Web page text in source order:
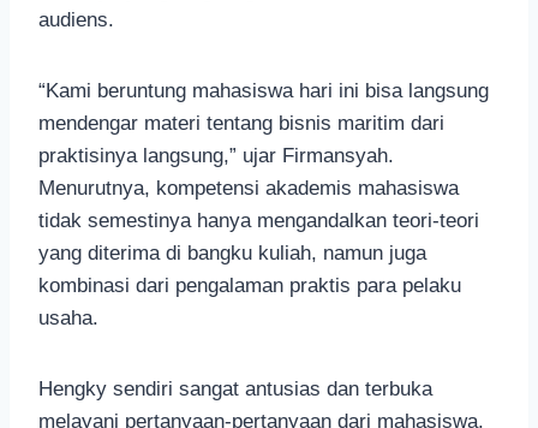
audiens.
“Kami beruntung mahasiswa hari ini bisa langsung
mendengar materi tentang bisnis maritim dari
praktisinya langsung,” ujar Firmansyah.
Menurutnya, kompetensi akademis mahasiswa
tidak semestinya hanya mengandalkan teori-teori
yang diterima di bangku kuliah, namun juga
kombinasi dari pengalaman praktis para pelaku
usaha.
Hengky sendiri sangat antusias dan terbuka
melayani pertanyaan-pertanyaan dari mahasiswa.